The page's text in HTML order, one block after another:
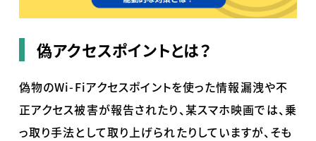
偽アクセスポイントとは？
偽物のWi-Fiアクセスポイントを使った情報漏洩や不
正アクセス被害が報告されたり、某スマホ映画では、乗
っ取り手法として取り上げられたりしていますが、そも